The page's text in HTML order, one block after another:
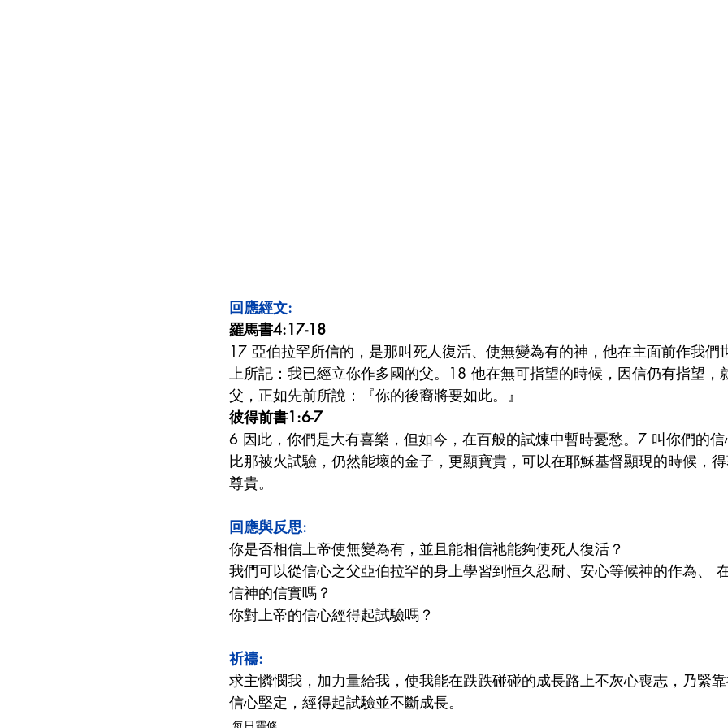
回應經文:
羅馬書4:17-18
17 亞伯拉罕所信的，是那叫死人復活、使無變為有的神，他在主面前作我們
上所記：我已經立你作多國的父。18 他在無可指望的時候，因信仍有指望，
父，正如先前所說：『你的後裔將要如此。』
彼得前書1:6-7
6 因此，你們是大有喜樂，但如今，在百般的試煉中暫時憂愁。7 叫你們的
比那被火試驗，仍然能壞的金子，更顯寶貴，可以在耶穌基督顯現的時候，得
尊貴。
回應與反思:
你是否相信上帝使無變為有，並且能相信祂能夠使死人復活？
我們可以從信心之父亞伯拉罕的身上學習到恒久忍耐、安心等候神的作為、
信神的信實嗎？
你對上帝的信心經得起試驗嗎？
祈禱:
求主憐憫我，加力量給我，使我能在跌跌碰碰的成長路上不灰心喪志，乃緊靠
信心堅定，經得起試驗並不斷成長。